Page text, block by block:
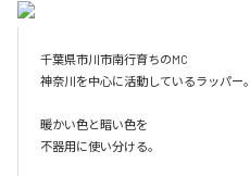
千葉県市川市南行育ちのMC
神奈川を中心に活動しているラッパー。
暖かい色と暗い色を
不器用に使い分ける。